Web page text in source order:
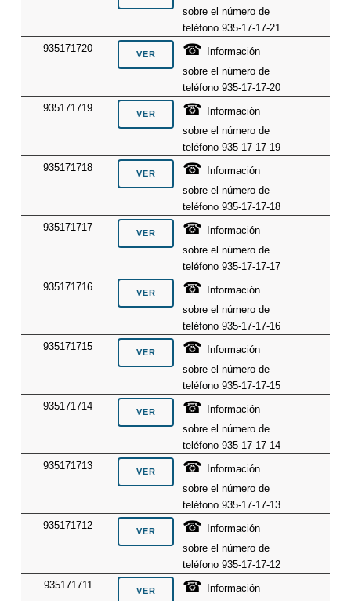
sobre el número de
teléfono 935-17-17-21
935171720
☎
Información
sobre el número de
teléfono 935-17-17-20
935171719
☎
Información
sobre el número de
teléfono 935-17-17-19
935171718
☎
Información
sobre el número de
teléfono 935-17-17-18
935171717
☎
Información
sobre el número de
teléfono 935-17-17-17
935171716
☎
Información
sobre el número de
teléfono 935-17-17-16
935171715
☎
Información
sobre el número de
teléfono 935-17-17-15
935171714
☎
Información
sobre el número de
teléfono 935-17-17-14
935171713
☎
Información
sobre el número de
teléfono 935-17-17-13
935171712
☎
Información
sobre el número de
teléfono 935-17-17-12
935171711
☎
Información